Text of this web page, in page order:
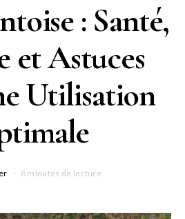
: Santé,
et Astuces
Utilisation
8 minutes de lecture